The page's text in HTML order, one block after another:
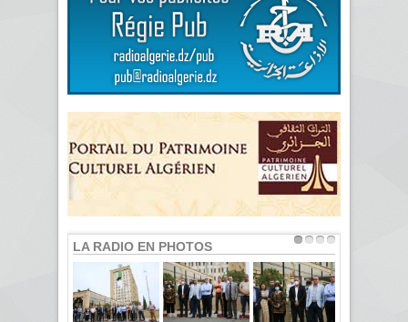
LA RADIO EN PHOTOS